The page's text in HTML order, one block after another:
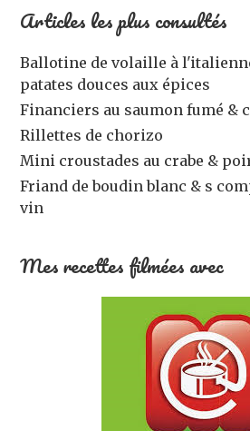
Articles les plus consultés
Ballotine de volaille à
patates douces aux épices
Financiers au saumon fumé &
Rillettes de chorizo
Mini croustades au crabe &
Friand de boudin blanc & s
vin
Mes recettes filmées avec